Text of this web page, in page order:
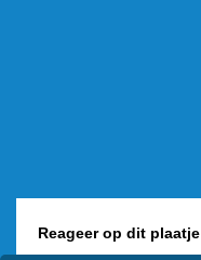
Reageer op dit plaatje